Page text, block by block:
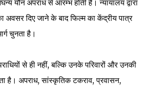
यौन अपराध से आरम्भ होती है। न्यायालय द्वारा
अवसर दिए जाने के बाद फिल्म का केंद्रीय पात्र
चुनता है।
से ही नहीं, बल्कि उनके परिवारों और उनकी
है। अपराध, सांस्कृतिक टकराव, प्रवासन,